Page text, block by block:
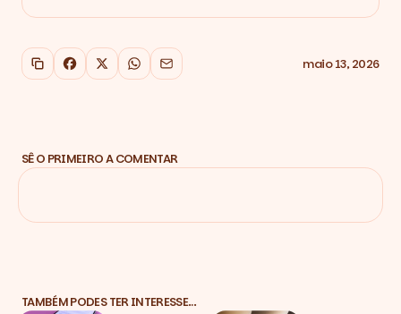
Copiar link
Facebook
X WhatsApp
Email maio 13, 2026
SÊ O PRIMEIRO A COMENTAR
TAMBÉM PODES TER INTERESSE…